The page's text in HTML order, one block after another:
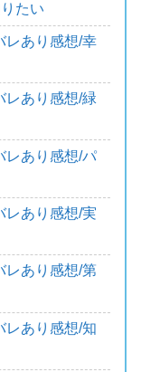
たい
レあり感想/幸
レあり感想/緑
レあり感想/パ
レあり感想/実
レあり感想/第
レあり感想/知